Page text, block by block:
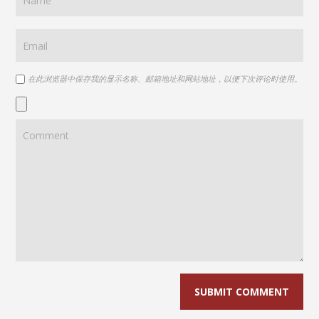
在此浏览器中保存我的显示名称、邮箱地址和网站地址，以便下次评论时使用。